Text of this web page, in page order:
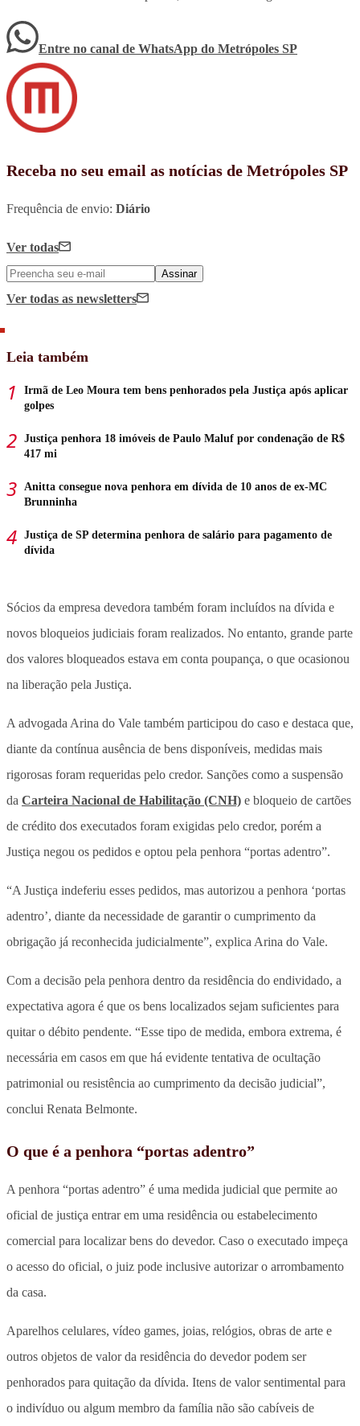
Entre no canal de WhatsApp do Metrópoles SP
Receba no seu email as notícias de Metrópoles SP
Frequência de envio: Diário
Ver todas
Assinar
Ver todas as newsletters
Leia também
Irmã de Leo Moura tem bens penhorados pela Justiça após aplicar
golpes
Justiça penhora 18 imóveis de Paulo Maluf por condenação de R$
417 mi
Anitta consegue nova penhora em dívida de 10 anos de ex-MC
Brunninha
Justiça de SP determina penhora de salário para pagamento de
dívida
Sócios da empresa devedora também foram incluídos na dívida e
novos bloqueios judiciais foram realizados. No entanto, grande parte
dos valores bloqueados estava em conta poupança, o que ocasionou
na liberação pela Justiça.
A advogada Arina do Vale também participou do caso e destaca que,
diante da contínua ausência de bens disponíveis, medidas mais
rigorosas foram requeridas pelo credor. Sanções como a suspensão
da Carteira Nacional de Habilitação (CNH) e bloqueio de cartões
de crédito dos executados foram exigidas pelo credor, porém a
Justiça negou os pedidos e optou pela penhora “portas adentro”.
“A Justiça indeferiu esses pedidos, mas autorizou a penhora ‘portas
adentro’, diante da necessidade de garantir o cumprimento da
obrigação já reconhecida judicialmente”, explica Arina do Vale.
Com a decisão pela penhora dentro da residência do endividado, a
expectativa agora é que os bens localizados sejam suficientes para
quitar o débito pendente. “Esse tipo de medida, embora extrema, é
necessária em casos em que há evidente tentativa de ocultação
patrimonial ou resistência ao cumprimento da decisão judicial”,
conclui Renata Belmonte.
O que é a penhora “portas adentro”
A penhora “portas adentro” é uma medida judicial que permite ao
oficial de justiça entrar em uma residência ou estabelecimento
comercial para localizar bens do devedor. Caso o executado impeça
o acesso do oficial, o juiz pode inclusive autorizar o arrombamento
da casa.
Aparelhos celulares, vídeo games, joias, relógios, obras de arte e
outros objetos de valor da residência do devedor podem ser
penhorados para quitação da dívida. Itens de valor sentimental para
o indivíduo ou algum membro da família não são cabíveis de